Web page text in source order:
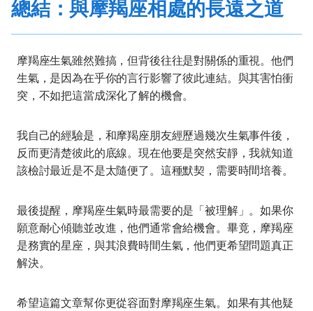
總結：與摩羯座相處的長遠之道
摩羯座生氣雖然難搞，但背後往往是對關係的重視。他們
生氣，是因為在乎你的言行影響了彼此連結。與其害怕衝
突，不如把這當成深化了解的機會。
我自己的經驗是，和摩羯座朋友經歷過幾次生氣事件後，
反而更清楚彼此的底線。現在他要是突然安靜，我就知道
該檢討最近是不是太隨便了。這種默契，需要時間培養。
最後提醒，摩羯座生氣時最需要的是「被理解」。如果你
願意耐心傾聽並改進，他們通常會給機會。畢竟，摩羯座
是務實的星座，與其浪費時間生氣，他們更希望問題真正
解決。
希望這篇文章幫你更從容面對摩羯座生氣。如果有其他疑